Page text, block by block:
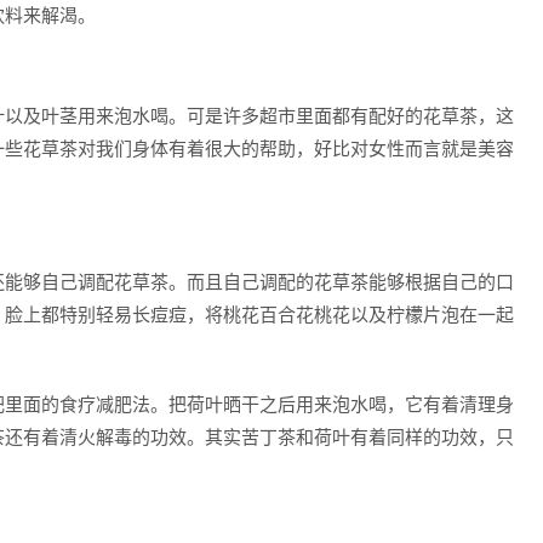
来解渴。
及叶茎用来泡水喝。可是许多超市里面都有配好的花草茶，这
花草茶对我们身体有着很大的帮助，好比对女性而言就是美容
够自己调配花草茶。而且自己调配的花草茶能够根据自己的口
上都特别轻易长痘痘，将桃花百合花桃花以及柠檬片泡在一起
面的食疗减肥法。把荷叶晒干之后用来泡水喝，它有着清理身
有着清火解毒的功效。其实苦丁茶和荷叶有着同样的功效，只